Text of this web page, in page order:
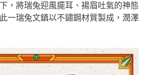
，將瑞兔迎風擺耳、揚眉吐氣的神態
一瑞兔文鎮以不鏽鋼材質製成，潤澤